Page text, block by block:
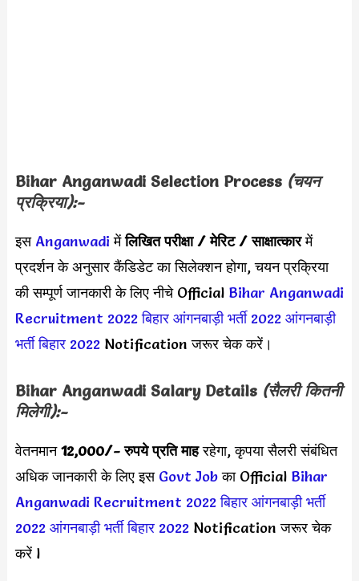
Bihar Anganwadi Selection Process (चयन
प्रक्रिया):-
इस Anganwadi मेंलिखित परीक्षा / मेरिट / साक्षात्कार में
प्रदर्शन के अनुसार कैंडिडेट का सिलेक्शन होगा, चयन प्रक्रिया
की सम्पूर्ण जानकारी के लिए नीचे Official Bihar Anganwadi
Recruitment 2022 बिहार आंगनबाड़ी भर्ती 2022 आंगनबाड़ी
भर्ती बिहार 2022Notification जरूर चेक करें।
Bihar Anganwadi Salary Details (सैलरी कितनी
मिलेगी):-
वेतनमान12,000/- रुपये प्रति माहरहेगा, कृपया सैलरी संबंधित
अधिक जानकारी के लिए इस Govt Jobका Official Bihar
Anganwadi Recruitment 2022 बिहार आंगनबाड़ी भर्ती
2022 आंगनबाड़ी भर्ती बिहार 2022Notification जरूर चेक
करें l